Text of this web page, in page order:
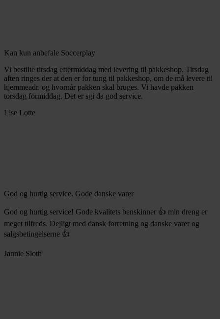
Kan kun anbefale Soccerplay
Vi bestilte tirsdag eftermiddag med levering til pakkeshop. Tirsdag
aften ringes der at den er for tung til pakkeshop, om de må levere til
hjemmeadr. og hvornår pakken skal bruges. Vi havde pakken
torsdag formiddag. Det er sgi da god service.
Lise Lotte
God og hurtig service. Gode danske varer
God og hurtig service! Gode kvalitets benskinner 👍 min dreng er
meget tilfreds. Dejligt med dansk forretning og danske varer og
salgsbetingelserne 👍
Jannie Sloth